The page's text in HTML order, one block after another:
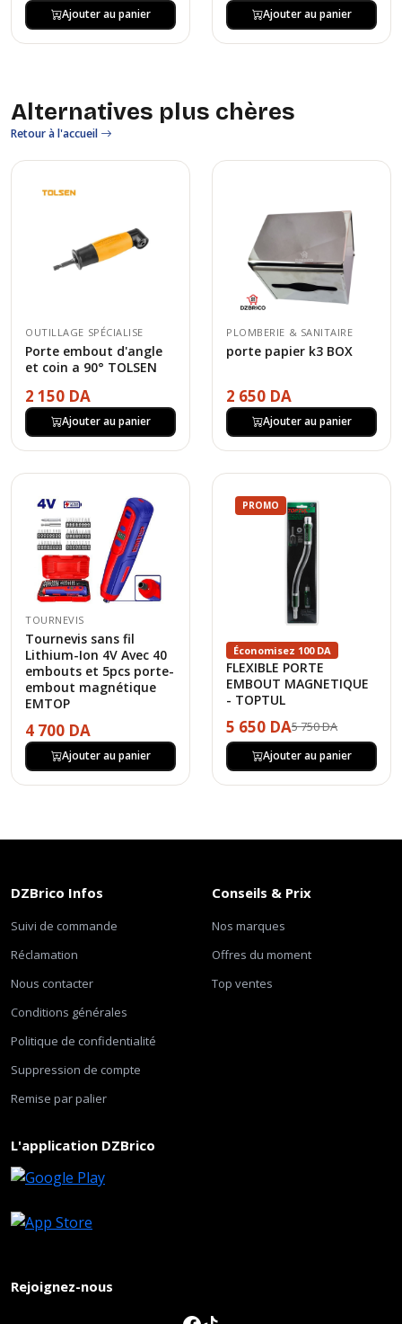
Ajouter au panier Ajouter au panier
Alternatives plus chères
Retour à l'accueil
OUTILLAGE SPÉCIALISE
Porte embout d'angle
et coin a 90° TOLSEN
2 150 DA
Ajouter au panier
PLOMBERIE & SANITAIRE
porte papier k3 BOX
2 650 DA
Ajouter au panier
TOURNEVIS
Tournevis sans fil
Lithium-Ion 4V Avec 40
embouts et 5pcs porte-
embout magnétique
EMTOP
4 700 DA
Ajouter au panier
PROMO
Économisez 100 DA
FLEXIBLE PORTE
EMBOUT MAGNETIQUE
- TOPTUL
5 650 DA5 750 DA
Ajouter au panier
DZBrico Infos
Suivi de commande
Réclamation
Nous contacter
Conditions générales
Politique de confidentialité
Suppression de compte
Remise par palier
Conseils & Prix
Nos marques
Offres du moment
Top ventes
L'application DZBrico
Rejoignez-nous